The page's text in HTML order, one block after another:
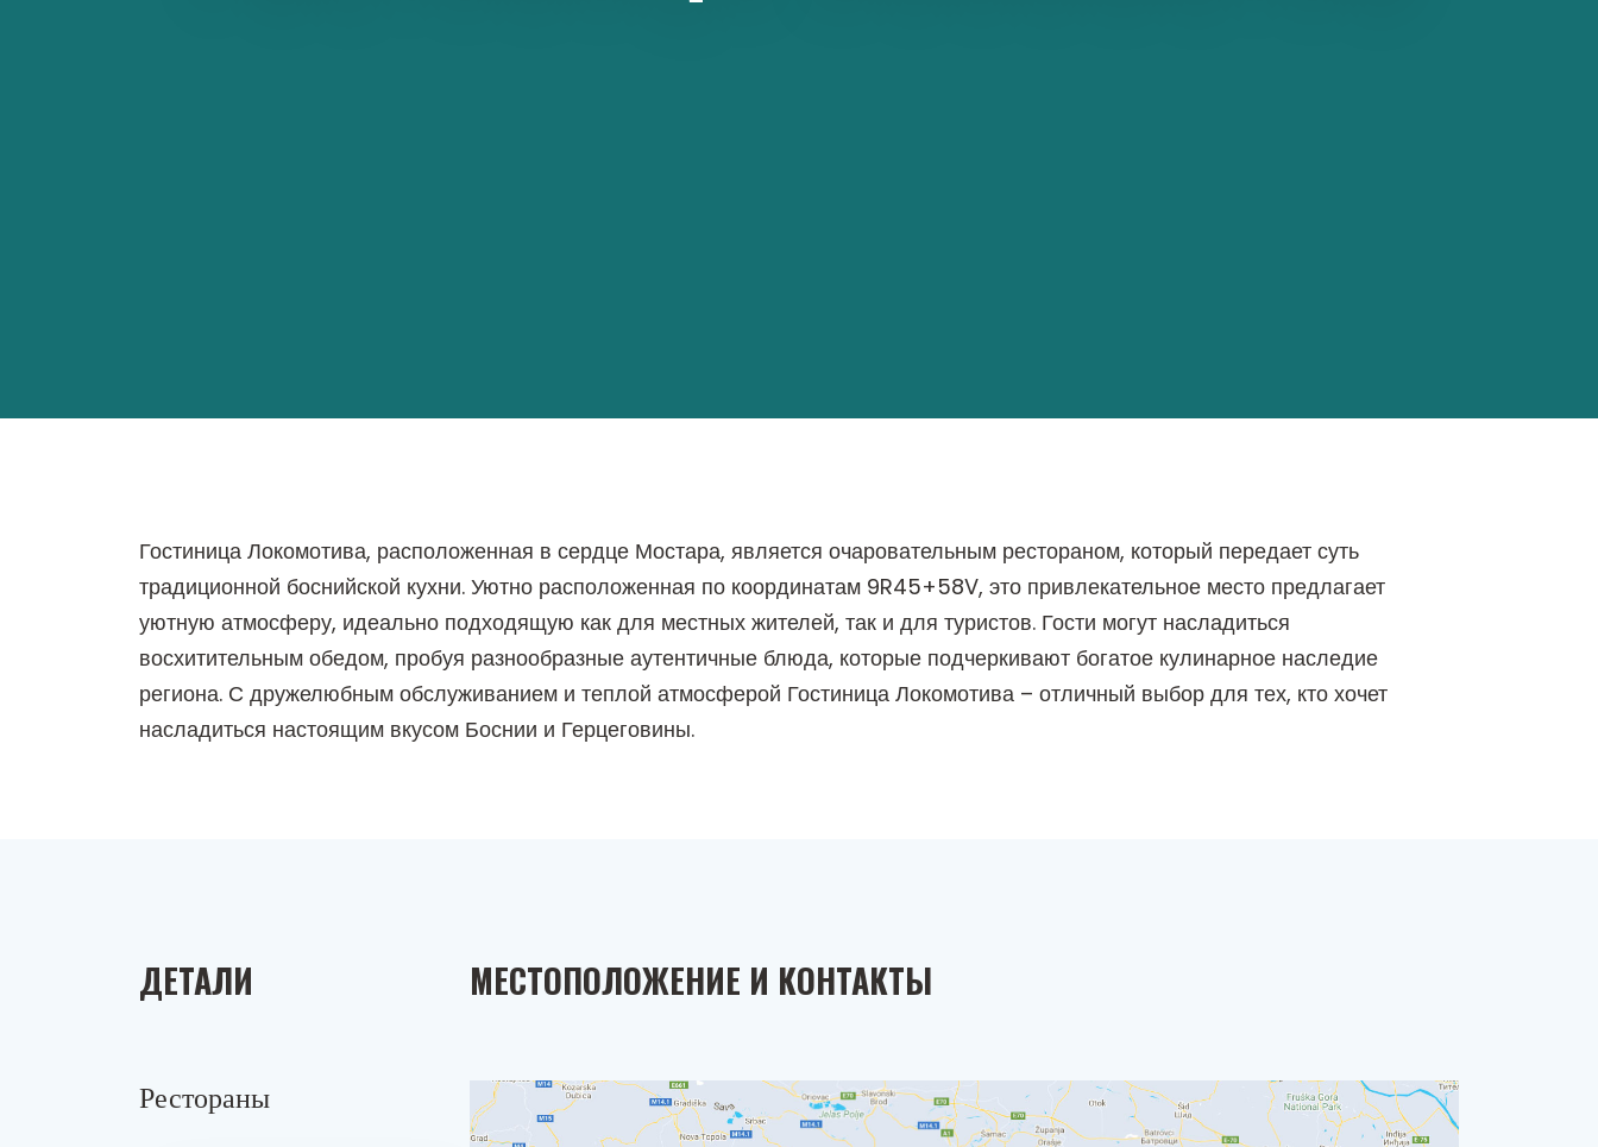
Гостиница Локомотива, расположенная в сердце Мостара, является очаровательным рестораном, который передает суть
традиционной боснийской кухни. Уютно расположенная по координатам 9R45+58V, это привлекательное место предлагает
уютную атмосферу, идеально подходящую как для местных жителей, так и для туристов. Гости могут насладиться
восхитительным обедом, пробуя разнообразные аутентичные блюда, которые подчеркивают богатое кулинарное наследие
региона. С дружелюбным обслуживанием и теплой атмосферой Гостиница Локомотива – отличный выбор для тех, кто хочет
насладиться настоящим вкусом Боснии и Герцеговины.
ДЕТАЛИ
Рестораны
МЕСТОПОЛОЖЕНИЕ И КОНТАКТЫ